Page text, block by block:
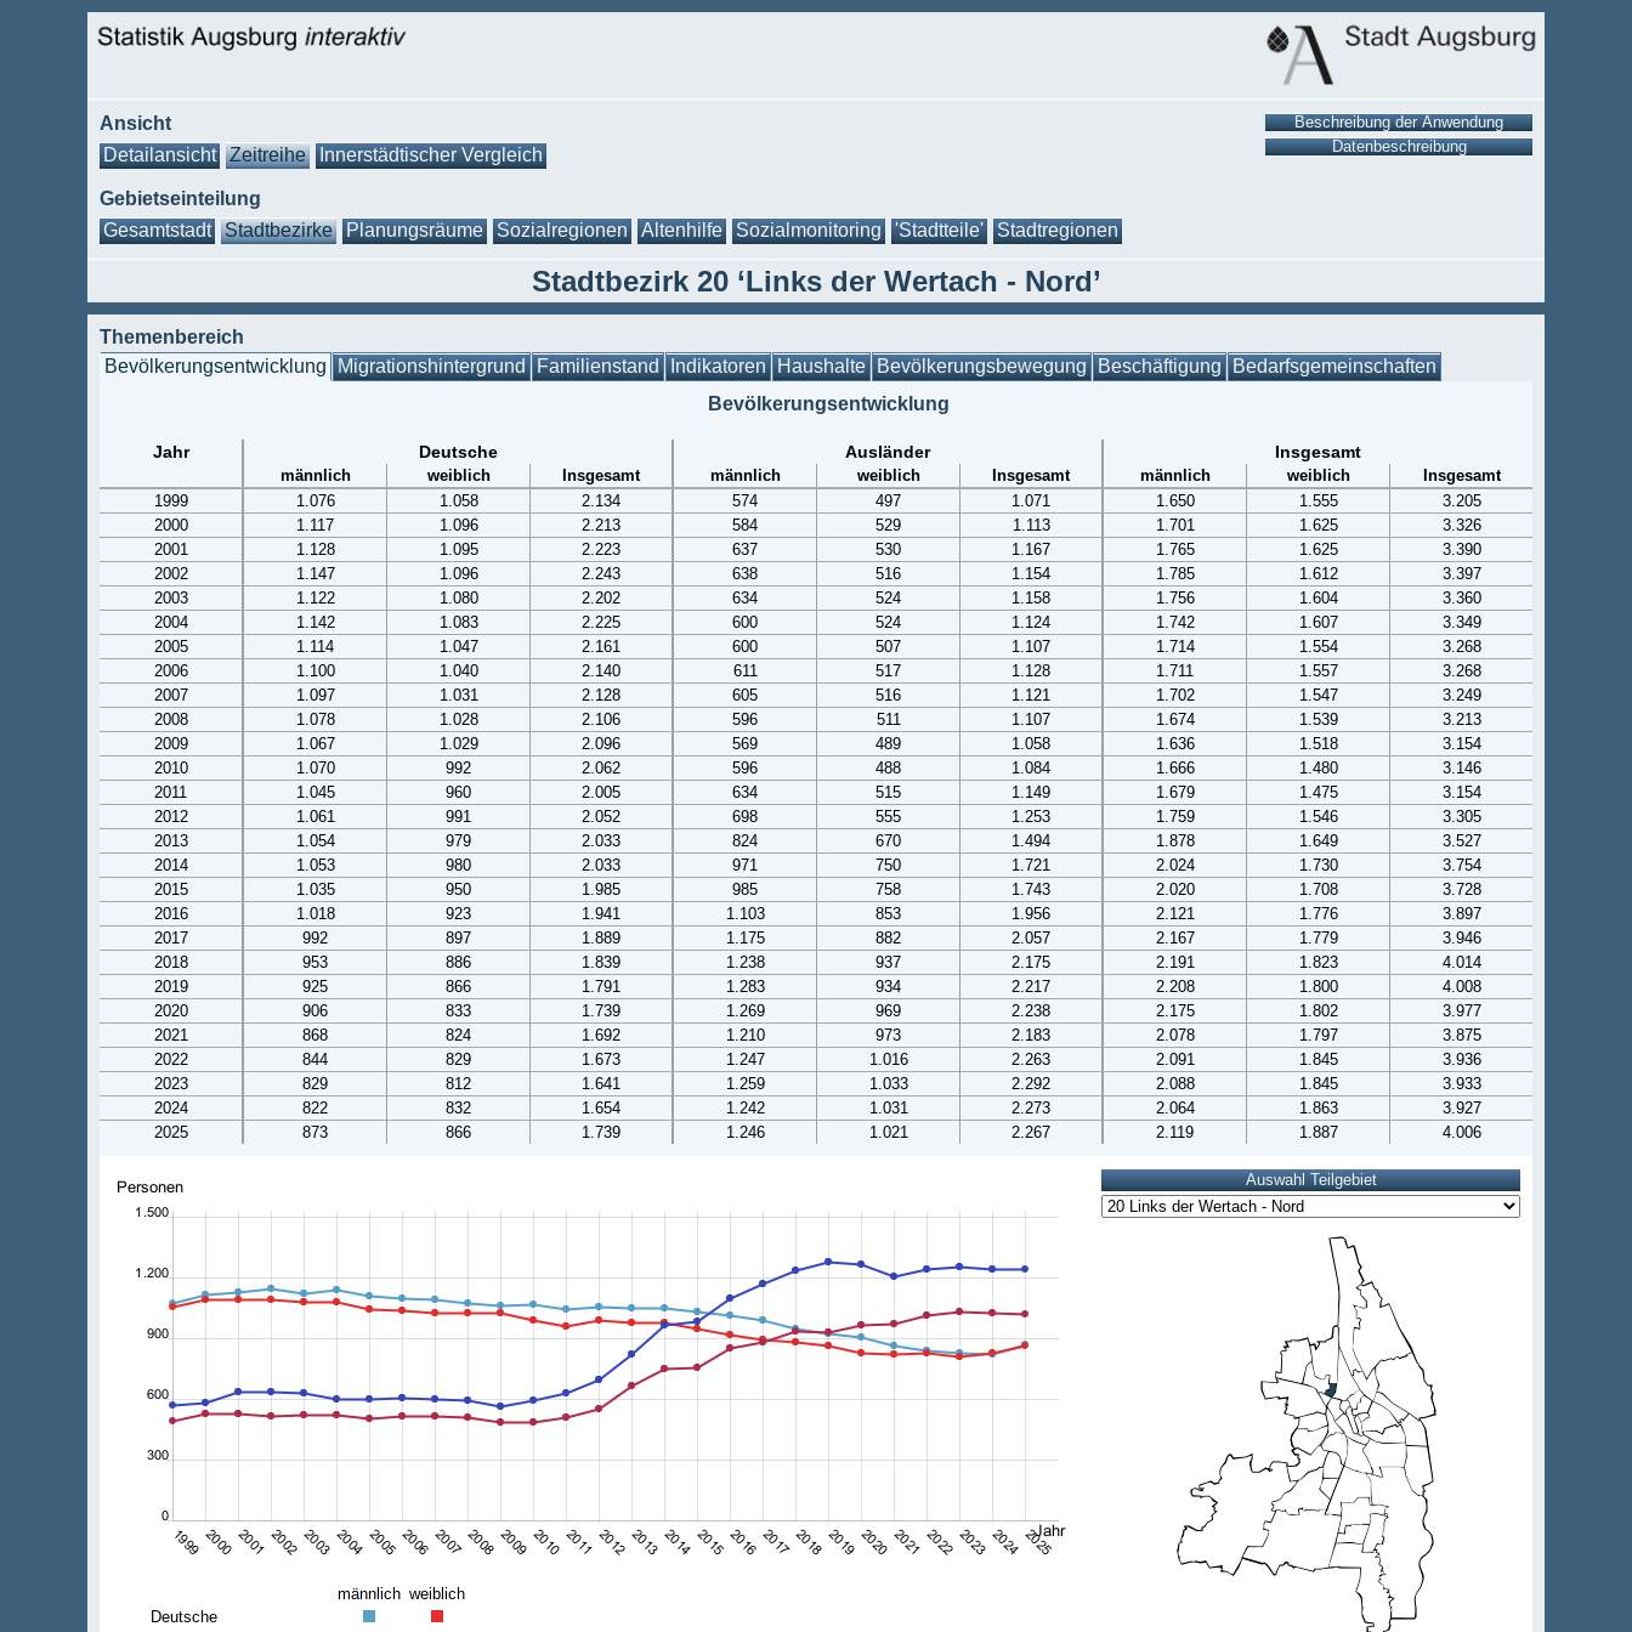
Ansicht
Detailansicht
Zeitreihe Innerstädtischer Vergleich
Gebietseinteilung
Gesamtstadt
Stadtbezirke Planungsräume Sozialregionen Altenhilfe Sozialmonitoring 'Stadtteile' Stadtregionen
Stadtbezirk 20 ‘Links der Wertach - Nord’
Themenbereich
Bevölkerungsentwicklung Migrationshintergrund Familienstand Indikatoren Haushalte Bevölkerungsbewegung Beschäftigung Bedarfsgemeinschaften
Bevölkerungsentwicklung
Jahr Deutsche Ausländer Insgesamt
männlich weiblich Insgesamt männlich weiblich Insgesamt männlich weiblich
Insgesamt
1999
1.076 1.058 2.134 574 497 1.071 1.650 1.555
3.205
2000
1.117 1.096 2.213 584 529 1.113 1.701 1.625
3.326
2001
1.128 1.095 2.223 637 530 1.167 1.765 1.625
3.390
2002
1.147 1.096 2.243 638 516 1.154 1.785 1.612
3.397
2003
1.122 1.080 2.202 634 524 1.158 1.756 1.604
3.360
2004
1.142 1.083 2.225 600 524 1.124 1.742 1.607
3.349
2005
1.114 1.047 2.161 600 507 1.107 1.714 1.554
3.268
2006
1.100 1.040 2.140 611 517 1.128 1.711 1.557
3.268
2007
1.097 1.031 2.128 605 516 1.121 1.702 1.547
3.249
2008
1.078 1.028 2.106 596 511 1.107 1.674 1.539
3.213
2009
1.067 1.029 2.096 569 489 1.058 1.636 1.518
3.154
2010
1.070 992 2.062 596 488 1.084 1.666 1.480
3.146
2011
1.045 960 2.005 634 515 1.149 1.679 1.475
3.154
2012
1.061 991 2.052 698 555 1.253 1.759 1.546
3.305
2013
1.054 979 2.033 824 670 1.494 1.878 1.649
3.527
2014
1.053 980 2.033 971 750 1.721 2.024 1.730
3.754
2015
1.035 950 1.985 985 758 1.743 2.020 1.708
3.728
2016
1.018 923 1.941 1.103 853 1.956 2.121 1.776
3.897
2017
992 897 1.889 1.175 882 2.057 2.167 1.779
3.946
2018
953 886 1.839 1.238 937 2.175 2.191 1.823
4.014
2019
925 866 1.791 1.283 934 2.217 2.208 1.800
4.008
2020
906 833 1.739 1.269 969 2.238 2.175 1.802
3.977
2021
868 824 1.692 1.210 973 2.183 2.078 1.797
3.875
2022
844 829 1.673 1.247 1.016 2.263 2.091 1.845
3.936
2023
829 812 1.641 1.259 1.033 2.292 2.088 1.845
3.933
2024
822 832 1.654 1.242 1.031 2.273 2.064 1.863
3.927
2025
873 866 1.739 1.246 1.021 2.267 2.119 1.887 4.006
männlich weiblich
Deutsche